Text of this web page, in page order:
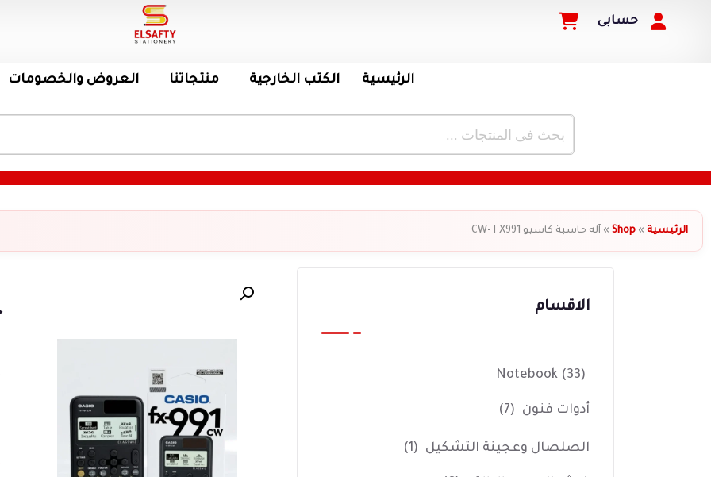
حسابى
الرئيسية الكتب الخارجية منتجاتنا العروض والخصومات
الرئيسية »
Shop
» آله حاسبة كاسيو CW- FX991
الاقسام
Notebook (33)
أدوات فنون (7)
الصلصال وعجينة التشكيل (1)